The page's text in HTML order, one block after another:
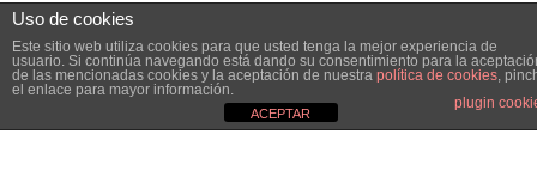
LA MINA NATURAL – Talleres de
dibujo terapéutico
Uso de cookies
Este sitio web utiliza cookies para que usted tenga la mejor experiencia de
usuario. Si continúa navegando está dando su consentimiento para la
de las mencionadas cookies y la aceptación de nuestra política de cookies,
el enlace para mayor información.
plugin
ACEPTAR